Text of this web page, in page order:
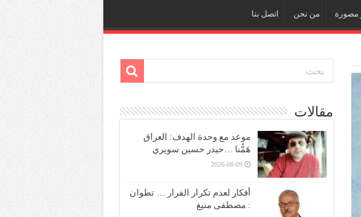
مصورة من نحن اتصل بنا
مقالات
موعد مع وحدة الهدف: العراق
هَمُّنا …حيدر حسين سويري
2026-08-09
أفكار لعدم تكرار الفرار … تطوان
: مصطفى منيغ